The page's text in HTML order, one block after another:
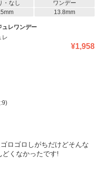
・なし
ワンデー
13.8mm
ュレワンデー
レ
¥1,958
9)
ロゴロしがちだけどそんな
くなかったです!